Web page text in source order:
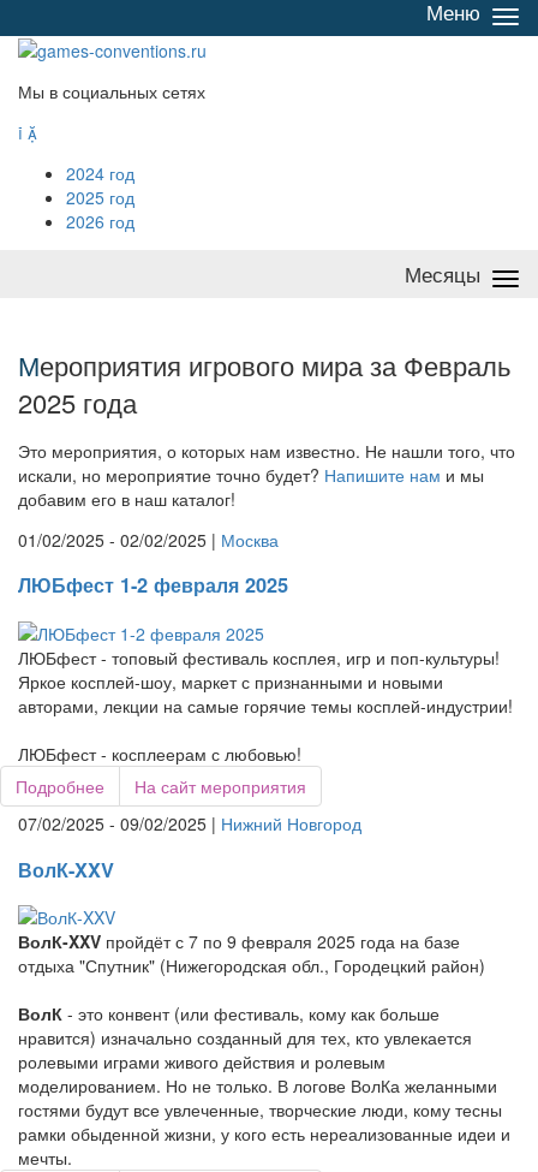
/
Меню
Мы в социальных сетях
 
2024 год
2025 год
2026 год
Месяцы
Мероприятия игрового мира за Февраль
2025 года
Это мероприятия, о которых нам известно. Не нашли того, что
искали, но мероприятие точно будет? Напишите нам и мы
добавим его в наш каталог!
01/02/2025 - 02/02/2025 | Москва
ЛЮБфест 1-2 февраля 2025
ЛЮБфест - топовый фестиваль косплея, игр и поп-культуры!
Яркое косплей-шоу, маркет с признанными и новыми
авторами, лекции на самые горячие темы косплей-индустрии!
ЛЮБфест - косплеерам с любовью!
Подробнее
На сайт мероприятия
07/02/2025 - 09/02/2025 | Нижний Новгород
ВолК-XXV
ВолК-XXV пройдёт с 7 по 9 февраля 2025 года на базе
отдыха "Спутник" (Нижегородская обл., Городецкий район)
ВолК - это конвент (или фестиваль, кому как больше
нравится) изначально созданный для тех, кто увлекается
ролевыми играми живого действия и ролевым
моделированием. Но не только. В логове ВолКа желанными
гостями будут все увлеченные, творческие люди, кому тесны
рамки обыденной жизни, у кого есть нереализованные идеи и
мечты.